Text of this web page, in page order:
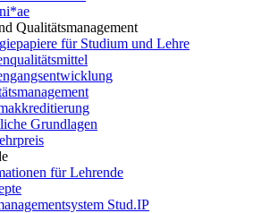
Qualitätsmanagement
für Studium und Lehre
Grundlagen
für Lehrende
Stud.IP